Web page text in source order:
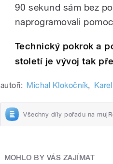
90 sekund sám bez
naprogramovali
Technický pokrok a
století je vývoj tak
autoři: Michal Klokočník,
Všechny díly pořadu na
MOHLO BY VÁS ZAJÍMAT